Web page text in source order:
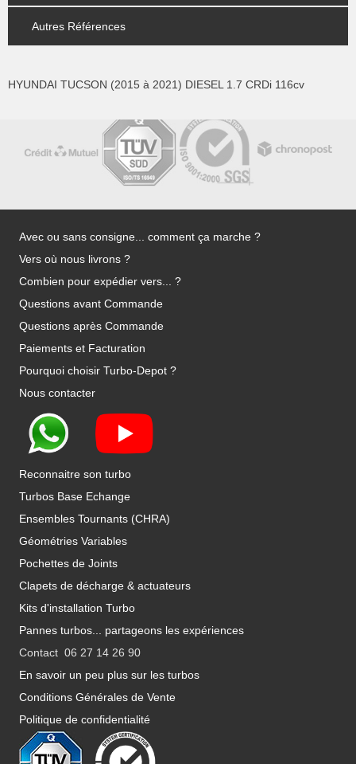
Autres Références
HYUNDAI TUCSON (2015 à 2021) DIESEL 1.7 CRDi 116cv
Avec ou sans consigne... comment ça marche ?
Vers où nous livrons ?
Combien pour expédier vers... ?
Questions avant Commande
Questions après Commande
Paiements et Facturation
Pourquoi choisir Turbo-Depot ?
Nous contacter
Reconnaitre son turbo
Turbos Base Echange
Ensembles Tournants (CHRA)
Géométries Variables
Pochettes de Joints
Clapets de décharge & actuateurs
Kits d'installation Turbo
Pannes turbos... partageons les expériences
Contact 06 27 14 26 90
En savoir un peu plus sur les turbos
Conditions Générales de Vente
Politique de confidentialité